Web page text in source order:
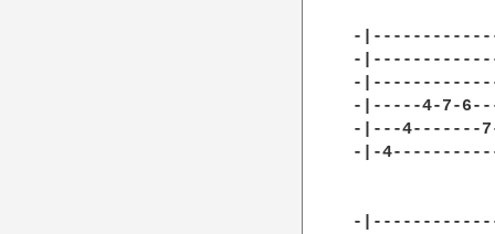
-
-
-
-|-----4-7-
-|---4-------
-|-
-